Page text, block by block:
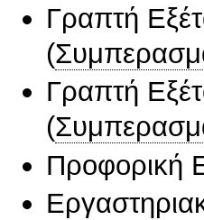
Γραπτή
(
Γραπτή
(
Προφορική